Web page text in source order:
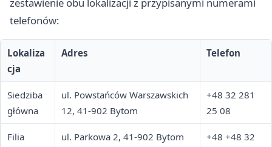
zestawienie obu lokalizacji z przypisanymi numerami
telefonów:
Lokaliza
cja
Adres Telefon
Siedziba
główna
ul. Powstańców Warszawskich
12, 41-902 Bytom
+48 32 281
25 08
Filia ul. Parkowa 2, 41-902 Bytom
+48 +48 32